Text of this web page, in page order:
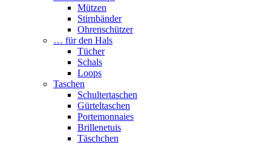
Mützen
Stirnbänder
Ohrenschützer
… für den Hals
Tücher
Schals
Loops
Taschen
Schultertaschen
Gürteltaschen
Portemonnaies
Brillenetuis
Täschchen